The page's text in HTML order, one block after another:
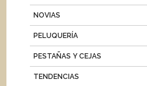
NOVIAS
PELUQUERÍA
PESTAÑAS Y CEJAS
TENDENCIAS